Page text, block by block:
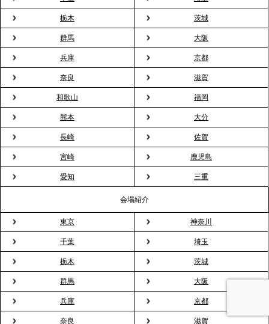
2026.3.23
プレスリリースのご案内｜入社式の“そのまま懇親
会”が企業で広がる。 新入社員の交流を支える『オフ
ィスケータリング』という新しい活用法
2026.3.20
NHK「ニュースウオッチ9」で、2ndTable「室内花
見」が紹介されました
2026.3.16
プレスリリースのご案内｜2026年、春の親睦は「花
粉レス」な室内花見。福利厚生としても注目され
る、快適で新しいお花見体験
2026.3.5
プレスリリースのご案内｜「室内お花見」の法人利
用が前年比4倍に急増。オフィスに桜が届く福利厚生
の新定番
2026.2.13
プレスリリースのご案内｜オフィスが「１日限定の
栃木 茨城
群馬 大阪
兵庫 京都
奈良 滋賀
和歌山 福岡
熊本 大分
長崎 佐賀
宮崎 鹿児島
愛知 三重
会場紹介
東京 神奈川
千葉 埼玉
栃木 茨城
群馬 大阪
兵庫 京都
奈良 滋賀